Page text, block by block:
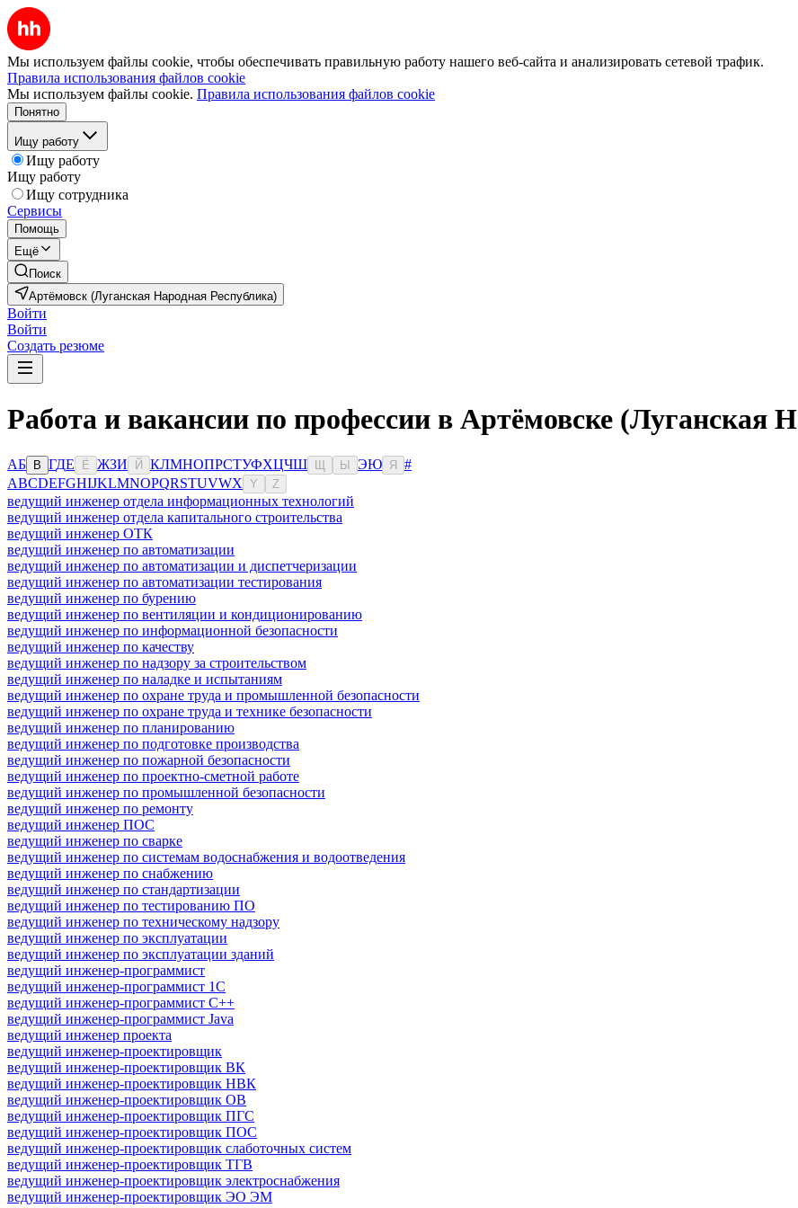
Мы используем файлы cookie, чтобы обеспечивать правильную работу нашего веб-сайта и анализировать сетевой трафик.
Правила использования файлов cookie
Мы используем файлы cookie. Правила использования файлов cookie
Понятно
Ищу работу
Ищу работу
Ищу работу
Ищу сотрудника
Сервисы
Помощь
Ещё
Поиск
Артёмовск (Луганская Народная Республика)
Войти
Войти
Создать резюме
Работа и вакансии по профессии в Артёмовске (Луганская
АБ В ГДЕ Ё ЖЗИ Й КЛМНОПРСТУФХЦЧШ Ы ЭЮ Я
#
ABCDEFGHIJKLMNOPQRSTUVWX Y Z
ведущий инженер отдела информационных технологий
ведущий инженер отдела капитального строительства
ведущий инженер ОТК
ведущий инженер по автоматизации
ведущий инженер по автоматизации и диспетчеризации
ведущий инженер по автоматизации тестирования
ведущий инженер по бурению
ведущий инженер по вентиляции и кондиционированию
ведущий инженер по информационной безопасности
ведущий инженер по качеству
ведущий инженер по надзору за строительством
ведущий инженер по наладке и испытаниям
ведущий инженер по охране труда и промышленной безопасности
ведущий инженер по охране труда и технике безопасности
ведущий инженер по планированию
ведущий инженер по подготовке производства
ведущий инженер по пожарной безопасности
ведущий инженер по проектно-сметной работе
ведущий инженер по промышленной безопасности
ведущий инженер по ремонту
ведущий инженер ПОС
ведущий инженер по сварке
ведущий инженер по системам водоснабжения и водоотведения
ведущий инженер по снабжению
ведущий инженер по стандартизации
ведущий инженер по тестированию ПО
ведущий инженер по техническому надзору
ведущий инженер по эксплуатации
ведущий инженер по эксплуатации зданий
ведущий инженер-программист
ведущий инженер-программист 1С
ведущий инженер-программист C++
ведущий инженер-программист Java
ведущий инженер проекта
ведущий инженер-проектировщик
ведущий инженер-проектировщик ВК
ведущий инженер-проектировщик НВК
ведущий инженер-проектировщик ОВ
ведущий инженер-проектировщик ПГС
ведущий инженер-проектировщик ПОС
ведущий инженер-проектировщик слаботочных систем
ведущий инженер-проектировщик ТГВ
ведущий инженер-проектировщик электроснабжения
ведущий инженер-проектировщик ЭО ЭМ